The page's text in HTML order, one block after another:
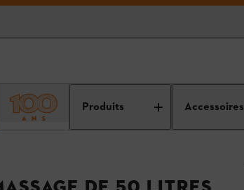
Produits Accessoires